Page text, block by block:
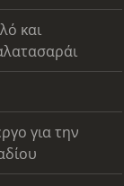
και
για την